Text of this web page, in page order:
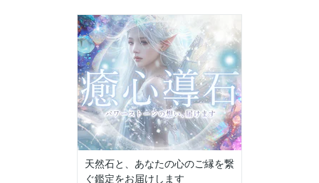
天然石と、あなたの心のご縁を繋
ぐ鑑定をお届けします